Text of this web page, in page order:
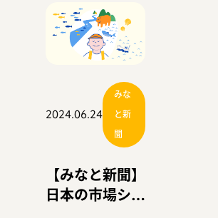
2024.06.24
みな
と新
聞
【みなと新聞】
日本の市場シス